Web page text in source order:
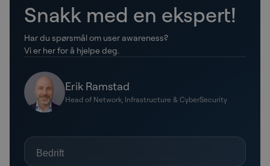
Snakk med en ekspert!
Har du spørsmål om user awareness?
Vi er her for å hjelpe deg.
Erik Ramstad
Head of Network, Infrastructure & CyberSecurity